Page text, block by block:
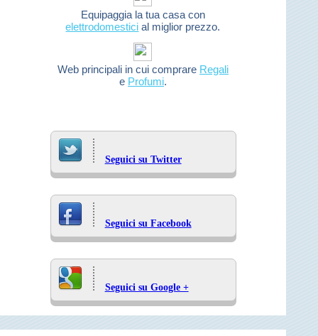
Equipaggia la tua casa con
elettrodomestici al miglior prezzo.
Web principali in cui comprare Regali
e Profumi.
Seguici su Twitter
Seguici su Facebook
Seguici su Google +